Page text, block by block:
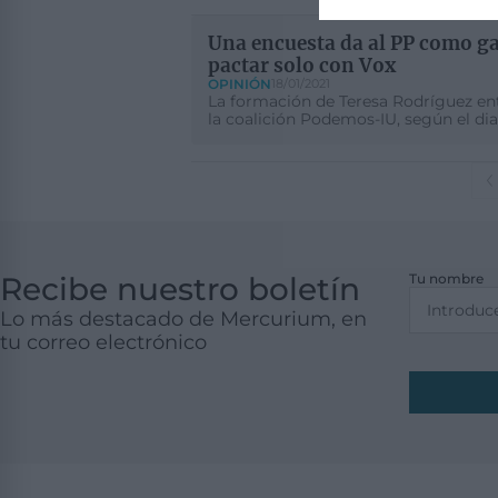
Una encuesta da al PP como
pactar solo con Vox
OPINIÓN 18/01/2021
La formación de Teresa Rodríguez
la coalición Podemos-IU, según el
Recibe nuestro boletín
Lo más destacado de Mercurium, en
tu correo electrónico
Tu nombre